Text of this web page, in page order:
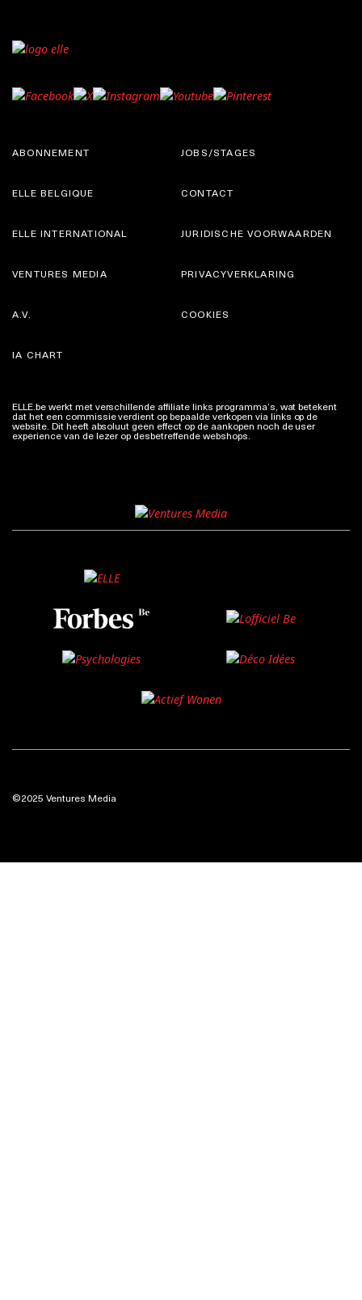
ABONNEMENT
ELLE BELGIQUE
JOBS/STAGES
CONTACT
ELLE INTERNATIONAL
VENTURES MEDIA
JURIDISCHE VOORWAARDEN
PRIVACYVERKLARING
A.V.
IA CHART
COOKIES
ELLE.be werkt met verschillende affiliate links programma’s, wat betekent
dat het een commissie verdient op bepaalde verkopen via links op de
website. Dit heeft absoluut geen effect op de aankopen noch de user
experience van de lezer op desbetreffende webshops.
©2025 Ventures Media